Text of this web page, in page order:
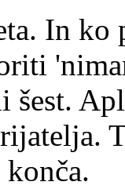
In ko
šest.